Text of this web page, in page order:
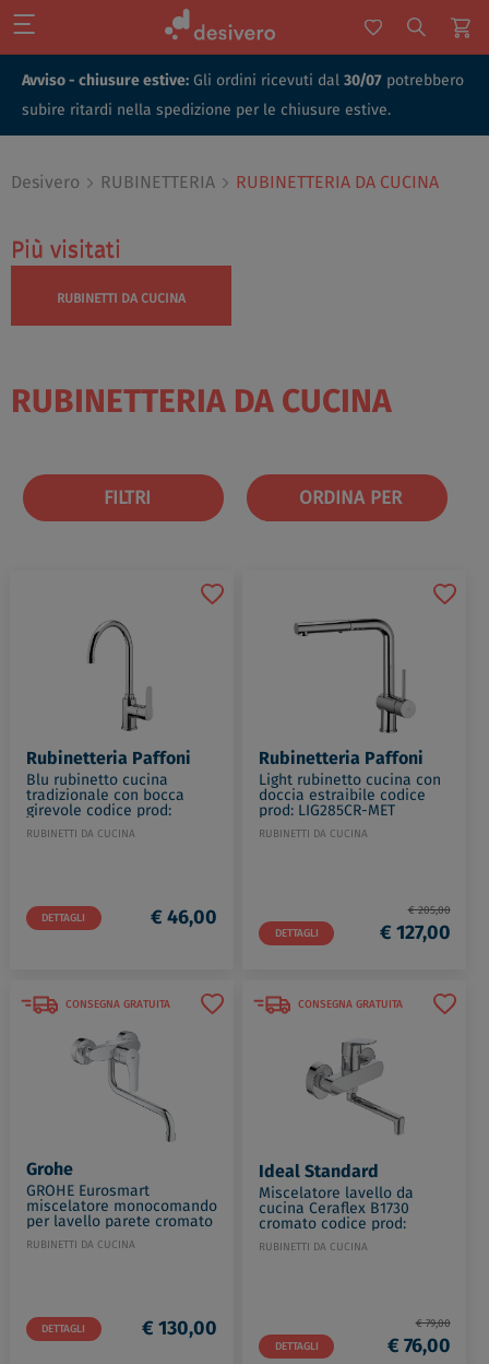
Avviso - chiusure estive: Gli ordini ricevuti dal 30/07 potrebbero
subire ritardi nella spedizione per le chiusure estive.
Desivero RUBINETTERIA RUBINETTERIA DA CUCINA
Più visitati
RUBINETTI DA CUCINA
Più visitati
RUBINETTERIA DA CUCINA
FILTRI ORDINA PER
Rubinetteria Paffoni
Blu rubinetto cucina
tradizionale con bocca
girevole codice prod:
BLU180CR
RUBINETTI DA CUCINA
DETTAGLI € 46,00
Rubinetteria Paffoni
Light rubinetto cucina con
doccia estraibile codice
prod: LIG285CR-MET
RUBINETTI DA CUCINA
DETTAGLI
€ 205,00
€ 127,00
CONSEGNA GRATUITA
Grohe
GROHE Eurosmart
miscelatore monocomando
per lavello parete cromato
codice prod: 32224003
RUBINETTI DA CUCINA
DETTAGLI € 130,00
CONSEGNA GRATUITA
Ideal Standard
Miscelatore lavello da
cucina Ceraflex B1730
cromato codice prod:
B1730AA
RUBINETTI DA CUCINA
DETTAGLI
€ 79,00
€ 76,00